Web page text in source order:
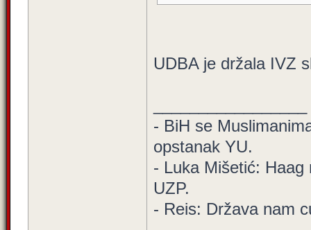
UDBA je držala IVZ
- BiH se
opstanak YU.
- Luka Mišetić: Haag
UZP.
- Reis: Država nam